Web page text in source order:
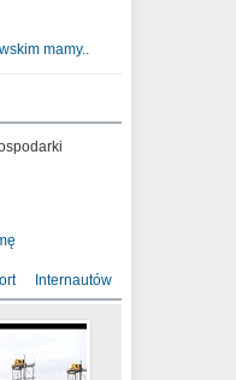
mamy..
Internautów
VIII